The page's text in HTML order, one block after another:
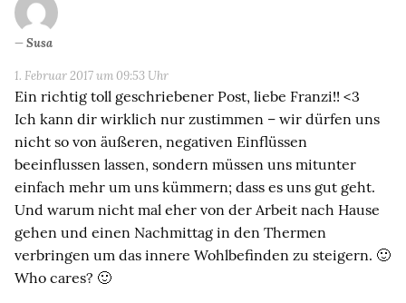
Susa
1. Februar 2017 um 09:53 Uhr
Ein richtig toll geschriebener Post, liebe Franzi!! <3
Ich kann dir wirklich nur zustimmen – wir dürfen uns
nicht so von äußeren, negativen Einflüssen
beeinflussen lassen, sondern müssen uns mitunter
einfach mehr um uns kümmern; dass es uns gut geht.
Und warum nicht mal eher von der Arbeit nach Hause
gehen und einen Nachmittag in den Thermen
verbringen um das innere Wohlbefinden zu steigern. 🙂
Who cares? 🙂